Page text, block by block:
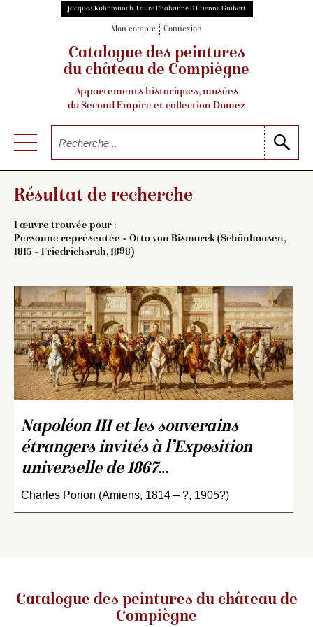
Jacques Kuhnmunch, Laure Chabanne & Étienne Guibert
Mon compte Connexion
Catalogue des peintures
du château de Compiègne
Appartements historiques, musées
du Second Empire et collection Dumez
Résultat de recherche
1 œuvre trouvée pour :
Personne représentée = Otto von Bismarck (Schönhausen,
1815 – Friedrichsruh, 1898)
Napoléon III et les souverains
étrangers invités à l’Exposition
universelle de 1867…
Charles Porion (Amiens, 1814 – ?, 1905?)
Catalogue des peintures du château de
Compiègne